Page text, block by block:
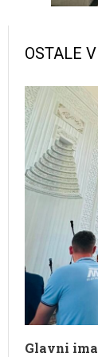
OSTALE
Glavni